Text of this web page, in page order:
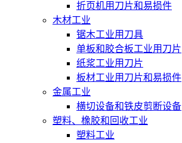
折页机用刀片和易损件
木材工业
锯木工业用刀具
单板和胶合板工业用刀片
纸浆工业用刀片
板材工业用刀片和易损件
金属工业
横切设备和铁皮剪断设备
塑料、橡胶和回收工业
塑料工业